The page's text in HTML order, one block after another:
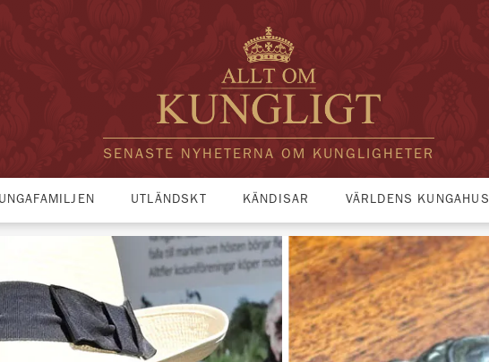
SENASTE NYHETERNA OM KUNGLIGHETER
UTLÄNDSKT KÄNDISAR VÄRLDENS KUNGAHUS